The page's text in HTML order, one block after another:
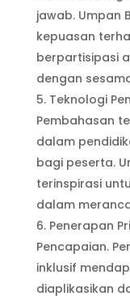
jawab. Umpan
kepuasan
berpartisipasi
dengan
Teknologi
Pembahasan
dalam
bagi peserta.
terinspirasi
dalam
Penerapan
Pencapaian.
inklusif
diaplikasikan